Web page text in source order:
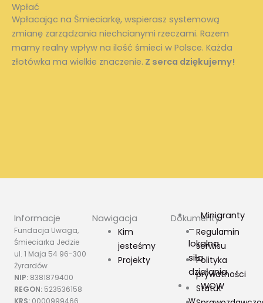
Wpłać
Wpłacając na Śmieciarkę, wspierasz systemową
zmianę zarządzania niechcianymi rzeczami. Razem
mamy realny wpływ na ilość śmieci w Polsce. Każda
złotówka ma wielkie znaczenie. Z serca dziękujemy!
Informacje
Fundacja Uwaga,
Śmieciarka Jedzie
ul. 1 Maja 54 96-300
Żyrardów
NIP: 8381879400
REGON: 523536158
Nawigacja
Kim
jesteśmy
Projekty
Minigranty
–
lokalna
siła
działania
WOW
w
Dokumenty
Regulamin
serwisu
Polityka
prywatności
Statut